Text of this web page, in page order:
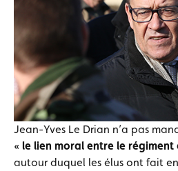
Jean-Yves Le Drian n’a pas
« le lien moral entre le
autour duquel les élus ont fait